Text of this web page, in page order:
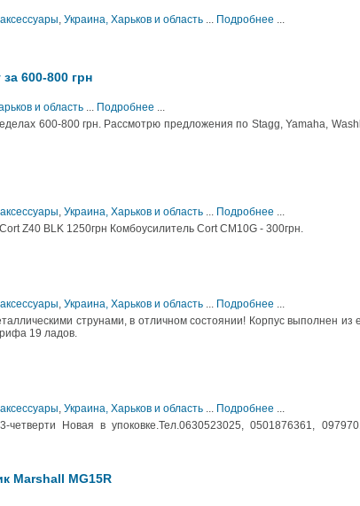
, Украина, Харьков и область ... Подробнее ...
600-800 грн
и область ... Подробнее ...
600-800 грн. Рассмотрю предложения по Stagg, Yamaha,
, Украина, Харьков и область ... Подробнее ...
Z40 BLK 1250грн Комбоуcилитель Cort CM10G - 300грн.
, Украина, Харьков и область ... Подробнее ...
струнами, в отличном состоянии! Корпус выполнен из
19 ладов.
, Украина, Харьков и область ... Подробнее ...
четверти Новая в упоковке.Тел.0630523025, 0501876361,
Marshall MG15R